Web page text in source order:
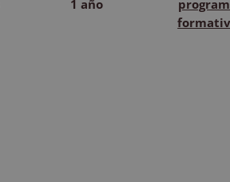
1 año